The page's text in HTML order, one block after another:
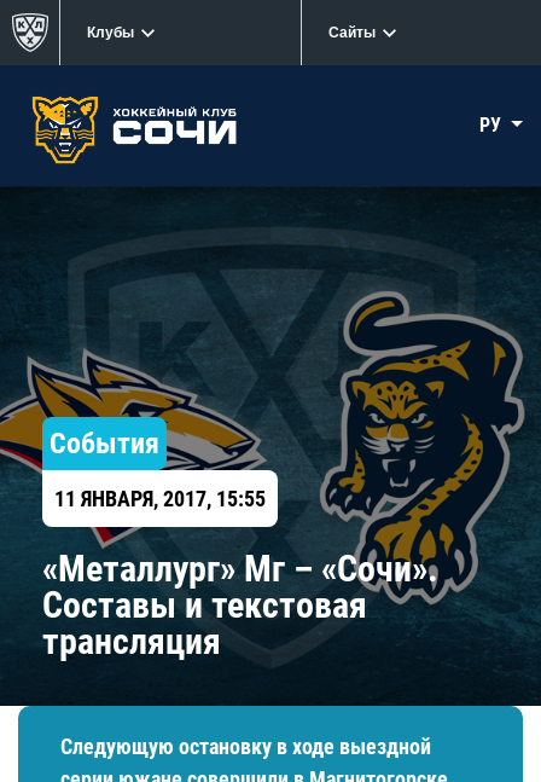
Клубы Сайты
РУ
События
11 ЯНВАРЯ, 2017, 15:55
«Металлург» Мг – «Сочи».
Составы и текстовая
трансляция
Следующую остановку в ходе выездной